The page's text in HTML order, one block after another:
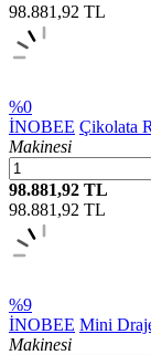
98.881,92 TL
%0
İNOBEE Çikolata
Makinesi
98.881,92 TL
98.881,92 TL
%9
İNOBEE Mini
Makinesi